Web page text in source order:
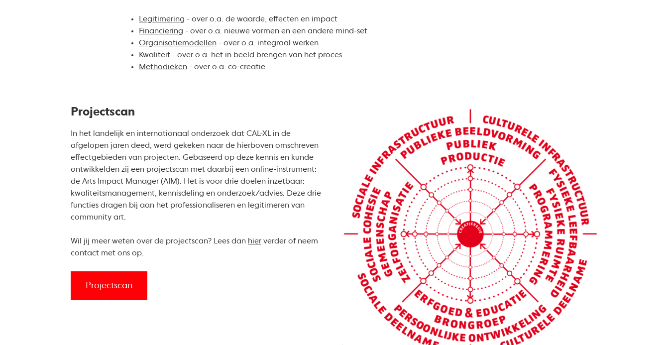
Legitimering - over o.a. de waarde, effecten en impact
Financiering - over o.a. nieuwe vormen en een andere mind-set
Organisatiemodellen - over o.a. integraal werken
Kwaliteit - over o.a. het in beeld brengen van het proces
Methodieken - over o.a. co-creatie
Projectscan
In het landelijk en internationaal onderzoek dat CAL-XL in de
afgelopen jaren deed, werd gekeken naar de hierboven omschreven
effectgebieden van projecten. Gebaseerd op deze kennis en kunde
ontwikkelden zij een projectscan met daarbij een online-instrument:
de Arts Impact Manager (AIM). Het is voor drie doelen inzetbaar:
kwaliteitsmanagement, kennisdeling en onderzoek/advies. Deze drie
functies dragen bij aan het professionaliseren en legitimeren van
community art.
Wil jij meer weten over de projectscan? Lees dan hierverder of neem
contact met ons op.
Projectscan